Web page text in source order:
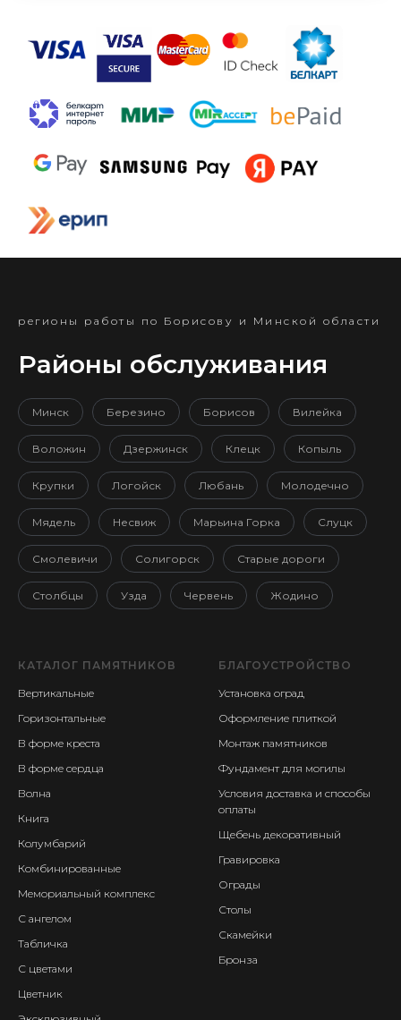
регионы работы по Борисову и Минской области
Районы обслуживания
Минск Березино Борисов Вилейка
Воложин Дзержинск Клецк Копыль
Крупки Логойск Любань Молодечно
Мядель Несвиж Марьина Горка Слуцк
Смолевичи Солигорск Старые дороги
Столбцы Узда Червень Жодино
КАТАЛОГ ПАМЯТНИКОВ
Вертикальные
Горизонтальные
В форме креста
В форме сердца
Волна
Книга
Колумбарий
Комбинированные
Мемориальный комплекс
С ангелом
Табличка
С цветами
Цветник
БЛАГОУСТРОЙСТВО
Установка оград
Оформление плиткой
Монтаж памятников
Фундамент для могилы
Условия доставка и способы
оплаты
Щебень декоративный
Гравировка
Ограды
Столы
Скамейки
Бронза